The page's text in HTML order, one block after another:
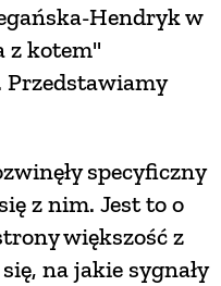
Hendryk w
z kotem"
specyficz­ny
z nim. Jest to o
większość z
na jakie sy­gnały
OGRODU